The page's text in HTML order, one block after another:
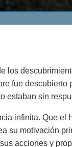
los
fue descubierto
estaban sin
infinita. Que el
su motivación
acciones y